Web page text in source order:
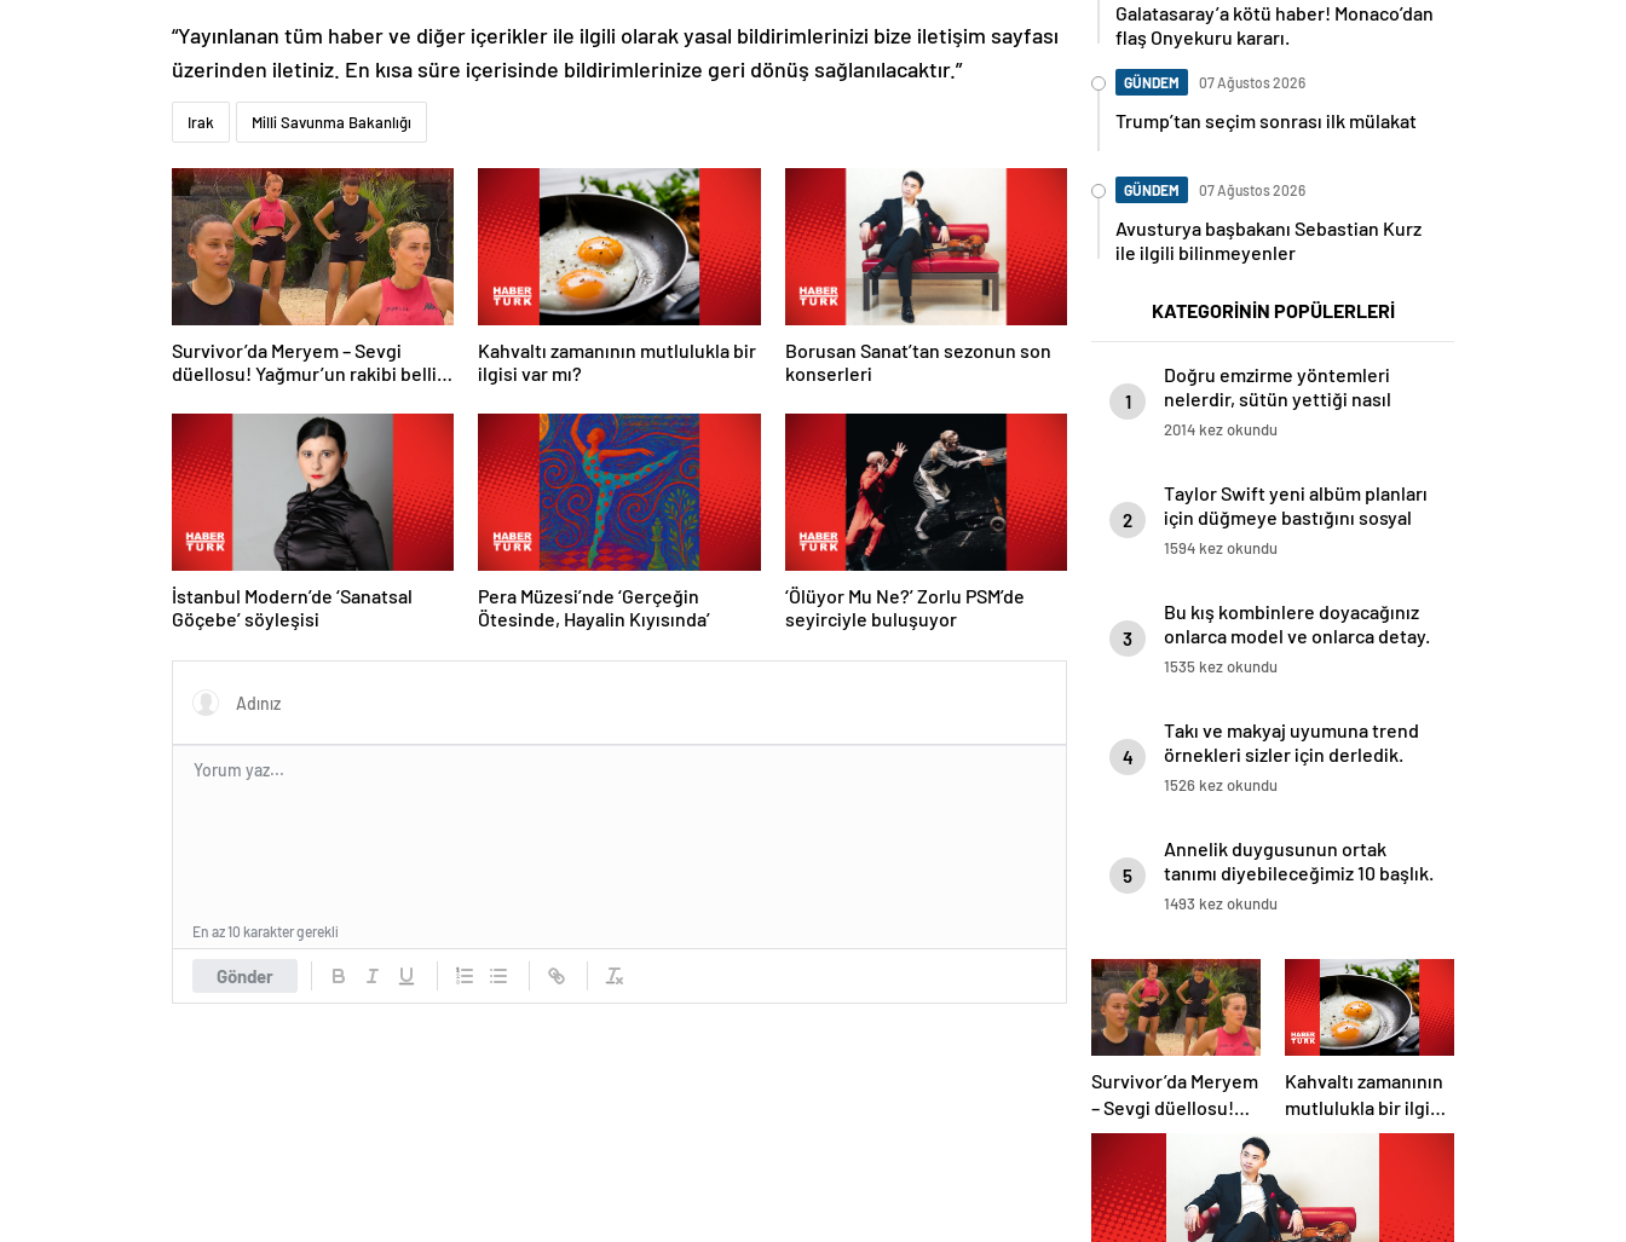
“Yayınlanan tüm haber ve diğer içerikler ile ilgili olarak yasal bildirimlerinizi bize iletişim sayfası
üzerinden iletiniz. En kısa süre içerisinde bildirimlerinize geri dönüş sağlanılacaktır.”
Irak Milli Savunma Bakanlığı
Survivor’da Meryem – Sevgi
düellosu! Yağmur’un rakibi belli
Kahvaltı zamanının mutlulukla bir
ilgisi var mı?
Borusan Sanat’tan sezonun son
konserleri
İstanbul Modern’de ‘Sanatsal
Göçebe’ söyleşisi
Pera Müzesi’nde ‘Gerçeğin
Ötesinde, Hayalin Kıyısında’
‘Ölüyor Mu Ne?’ Zorlu PSM’de
seyirciyle buluşuyor
Gönder
En az 10 karakter gerekli
Galatasaray’a kötü haber! Monaco’dan
flaş Onyekuru kararı.
GÜNDEM 07 Ağustos 2026
Trump’tan seçim sonrası ilk mülakat
GÜNDEM 07 Ağustos 2026
Avusturya başbakanı Sebastian Kurz
ile ilgili bilinmeyenler
KATEGORİNİN POPÜLERLERİ
1
Doğru emzirme yöntemleri
nelerdir, sütün yettiği nasıl
anlaşılır?
2014 kez okundu
2
Taylor Swift yeni albüm planları
için düğmeye bastığını sosyal
medyadan duyurdu!
1594 kez okundu
3
Bu kış kombinlere doyacağınız
onlarca model ve onlarca detay.
1535 kez okundu
4
Takı ve makyaj uyumuna trend
örnekleri sizler için derledik.
1526 kez okundu
5
Annelik duygusunun ortak
tanımı diyebileceğimiz 10 başlık.
1493 kez okundu
Survivor’da Meryem
– Sevgi düellosu!
Yağmur’un rakibi
Kahvaltı zamanının
mutlulukla bir ilgisi